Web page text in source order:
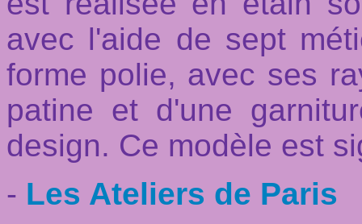
avec l'aide de sept
forme polie, avec ses
patine et d'une
design. Ce modèle est
- Les Ateliers de Paris